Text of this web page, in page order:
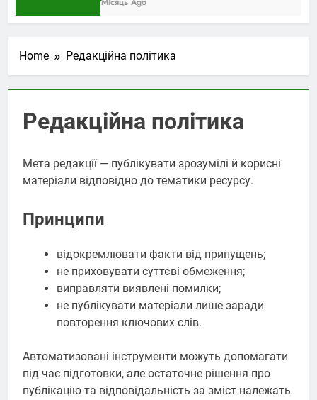
Home Редакційна політика
Редакційна політика
Мета редакції — публікувати зрозумілі й корисні
матеріали відповідно до тематики ресурсу.
Принципи
відокремлювати факти від припущень;
не приховувати суттєві обмеження;
виправляти виявлені помилки;
не публікувати матеріали лише заради
повторення ключових слів.
Автоматизовані інструменти можуть допомагати
під час підготовки, але остаточне рішення про
публікацію та відповідальність за зміст належать